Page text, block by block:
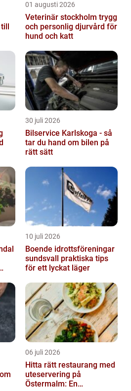
01 augusti 2026
Veterinär stockholm trygg
och personlig djurvård för
hund och katt
30 juli 2026
Bilservice Karlskoga - så
tar du hand om bilen på
rätt sätt
10 juli 2026
Boende idrottsföreningar
sundsvall praktiska tips
för ett lyckat läger
06 juli 2026
Hitta rätt restaurang med
uteservering på
Östermalm: En